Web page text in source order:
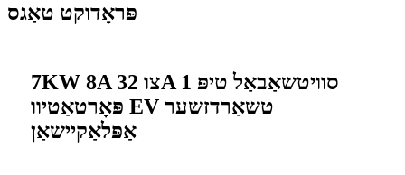
פּראָדוקט טאַגס
7KW 8A צו 32A סוויטשאַבאַל טיפּ 1
פּאָרטאַטיוו EV טשאַרדזשער
אַפּלאַקיישאַן